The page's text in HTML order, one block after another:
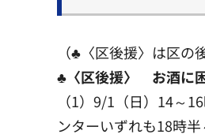
（♣〈区後援〉は区の
♣〈区後援〉 お酒に
（1）9/1（日）14～
ンターいずれも18時